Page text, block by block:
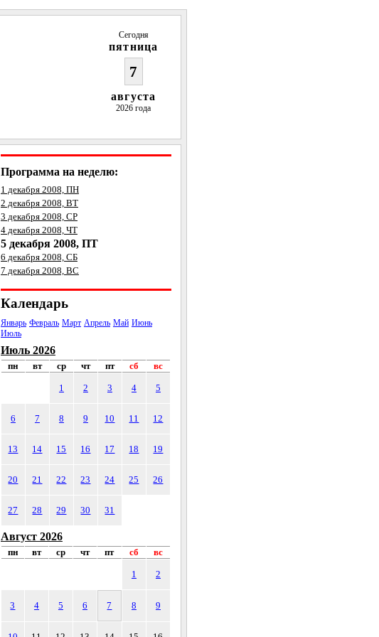
Сегодня
пятница
7
августа
2026 года
Программа на неделю:
1 декабря 2008, ПН
2 декабря 2008, ВТ
3 декабря 2008, СР
4 декабря 2008, ЧТ
5 декабря 2008, ПТ
6 декабря 2008, СБ
7 декабря 2008, ВС
Календарь
Январь Февраль Март Апрель Май Июнь
Июль
Июль 2026
пн вт ср чт пт сб вс
1 2 3 4 5
6 7 8 9 10 11 12
13 14 15 16 17 18 19
20 21 22 23 24 25 26
27 28 29 30 31
Август 2026
пн вт ср чт пт сб вс
1 2
3 4 5 6 7 8 9